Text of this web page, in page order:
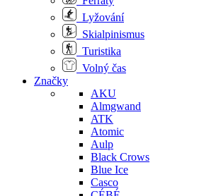
Lyžování
Skialpinismus
Turistika
Volný čas
Značky
AKU
Almgwand
ATK
Atomic
Aulp
Black Crows
Blue Ice
Casco